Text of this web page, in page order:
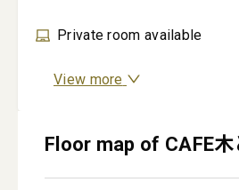
Private room available
View more
Floor map of CAFE木